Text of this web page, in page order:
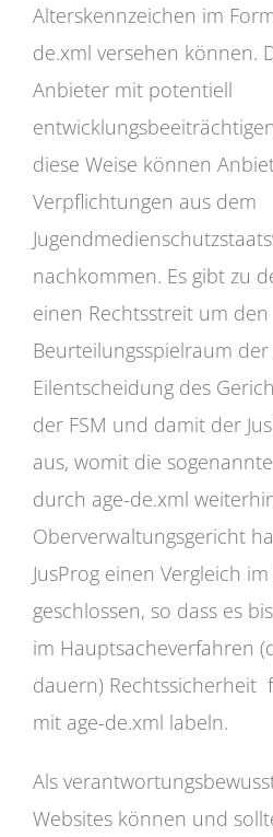
Alterskennzeichen im
de.xml versehen können.
Anbieter mit potentiell
diese Weise können
Verpflichtungen aus dem
nachkommen. Es gibt zu
einen Rechtsstreit um den
Beurteilungsspielraum der
Eilentscheidung des
der FSM und damit der
aus, womit die
durch age-de.xml
Oberverwaltungsgericht
JusProg einen Vergleich
geschlossen, so dass es
im Hauptsacheverfahren
dauern) Rechtssicherheit
mit age-de.xml labeln.
Als
Websites können und